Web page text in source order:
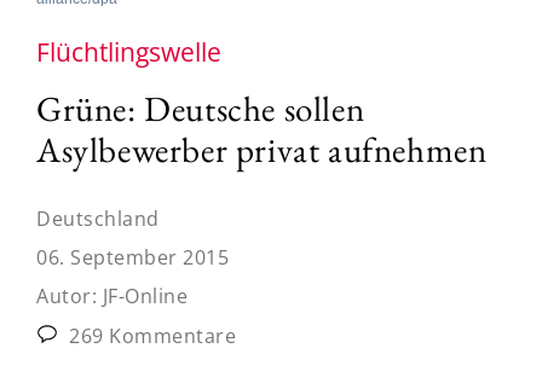
Flüchtlingswelle
Grüne: Deutsche sollen
Asylbewerber privat aufnehmen
Deutschland
06. September 2015
Autor: JF-Online
269 Kommentare